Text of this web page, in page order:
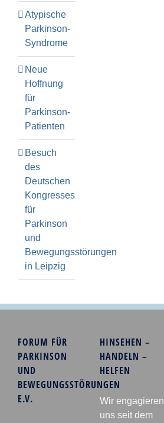
Atypische
Parkinson-
Syndrome
Neue
Hoffnung
für
Parkinson-
Patienten
Besuch
des
Deutschen
Kongresses
für
Parkinson
und
Bewegungsstörungen
in Leipzig
FORUM FÜR
PARKINSON
UND
BEWEGUNGSSTÖRUNGEN
E.V.
HINSEHEN –
HANDELN –
HELFEN
Wir engagieren
uns seit dem